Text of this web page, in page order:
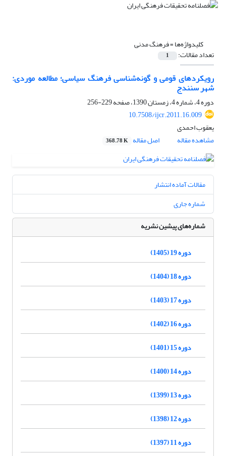
کلیدواژه‌ها =فرهنگ مدنی
تعداد مقالات: 1
رویکرد‌های قومی و گونه‌شناسی فرهنگ سیاسی؛ مطالعه موردی:
شهر سنندج
دوره 4، شماره 4، زمستان 1390، صفحه
229-256
10.7508/ijcr.2011.16.009
یعقوب احمدی
مشاهده مقاله
اصل مقاله 368.78 K
مقالات آماده انتشار
شماره جاری
شماره‌های پیشین نشریه
دوره 19 (1405)
دوره 18 (1404)
دوره 17 (1403)
دوره 16 (1402)
دوره 15 (1401)
دوره 14 (1400)
دوره 13 (1399)
دوره 12 (1398)
دوره 11 (1397)